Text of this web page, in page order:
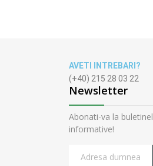
AVETI INTREBARI?
(+40) 215 28 03 22
Newsletter
Abonati-va la
informative!